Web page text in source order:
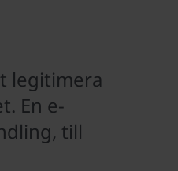
legitimera
En e-
till